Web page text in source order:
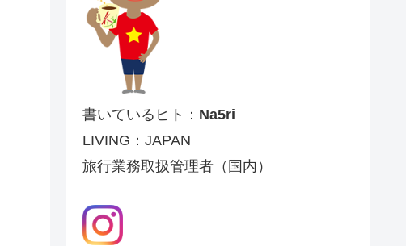
書いているヒト： Na5ri
LIVING：JAPAN
旅行業務取扱管理者（国内）